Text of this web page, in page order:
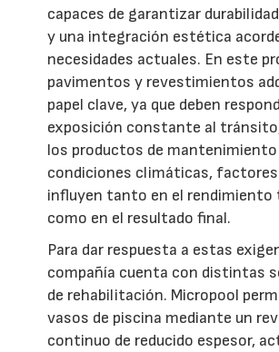
capaces de garantizar
y una integración estética
necesidades actuales. En este
pavimentos y revestimientos
papel clave, ya que deben
exposición constante al
los productos de mantenimiento
condiciones climáticas, factores
influyen tanto en el rendimiento
como en el resultado final.
Para dar respuesta a estas
compañía cuenta con distintas
de rehabilitación. Micropool
vasos de piscina mediante un
continuo de reducido espesor,